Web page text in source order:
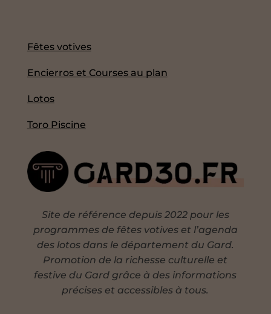
Fêtes votives
Encierros et Courses au plan
Lotos
Toro Piscine
Site de référence depuis 2022 pour les
programmes de fêtes votives et l’agenda
des lotos dans le département du Gard.
Promotion de la richesse culturelle et
festive du Gard grâce à des informations
précises et accessibles à tous.